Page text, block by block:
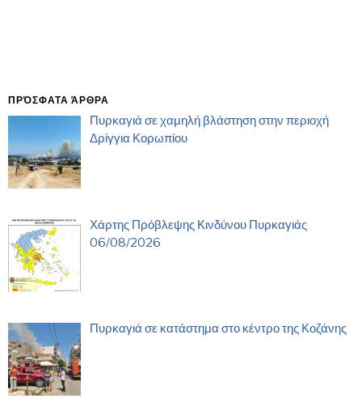
ΠΡΌΣΦΑΤΑ ΆΡΘΡΑ
Πυρκαγιά σε χαμηλή βλάστηση στην περιοχή
Δρίγγια Κορωπίου
Χάρτης Πρόβλεψης Κινδύνου Πυρκαγιάς
06/08/2026
Πυρκαγιά σε κατάστημα στο κέντρο της Κοζάνης